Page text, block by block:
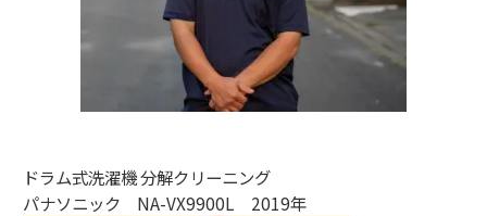
ドラム式洗濯機 分解クリーニング
パナソニック NA-VX9900L 2019年